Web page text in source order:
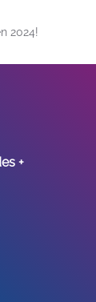
2024!
+